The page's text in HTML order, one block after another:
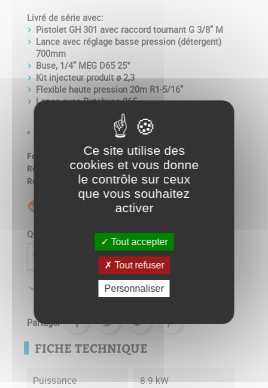
Livré de série avec:
Pistolet GH 301 avec raccord tournant G 3/8” M
Lance avec réglage basse pression (détergent)
700mm
Buse, 1/4” MEG D65 25°
Kit injecteur produit ø 2,3
Flexible haute pression 20m R1-5/16”
Lance avec Rotabuse 065
"
Fabricant : SUROIL
Ref. produit : 13.065.0007
Ref. constructeur :13.065.0007
check_circle_outline
Livré sous 5 à 10 jours
Quantité
 AJOUTER AU PANIER
 Disponible usine - Livré sous 5 à 10 jours
Partager
FICHE TECHNIQUE
Puissance 8.9 kW
Ce site utilise des
cookies et vous donne
le contrôle sur ceux
que vous souhaitez
activer
Tout accepter
Tout refuser
Personnaliser